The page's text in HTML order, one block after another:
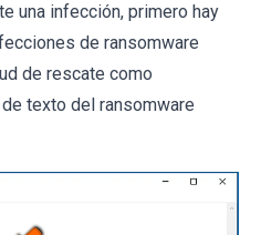
una infección, primero hay
de ransomware
de rescate como
texto del ransomware